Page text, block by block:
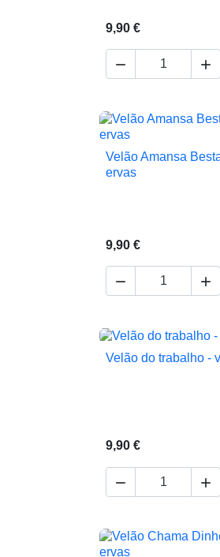
9,90 €
 
 Vista
Velão Amansa
ervas
9,90 €
 
 Vista
Velão do trabalho -
9,90 €
 